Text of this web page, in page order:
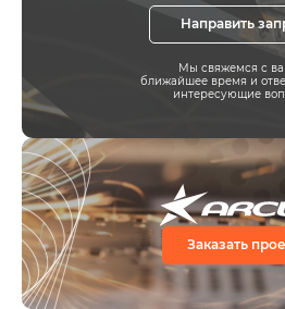
Направить
Мы свяжемся с
ближайшее время и
интересующие
Заказать